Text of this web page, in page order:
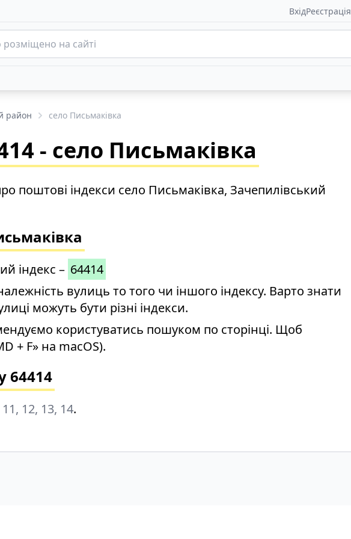
ВхідРеєстрація
район село Письмаківка
- село Письмаківка
поштові індекси село Письмаківка, Зачепилівський
індекс – 64414
вулиць то того чи іншого індексу. Варто знати
можуть бути різні індекси.
користуватись пошуком по сторінці. Щоб
+ F» на macOS).
64414
12, 13, 14.